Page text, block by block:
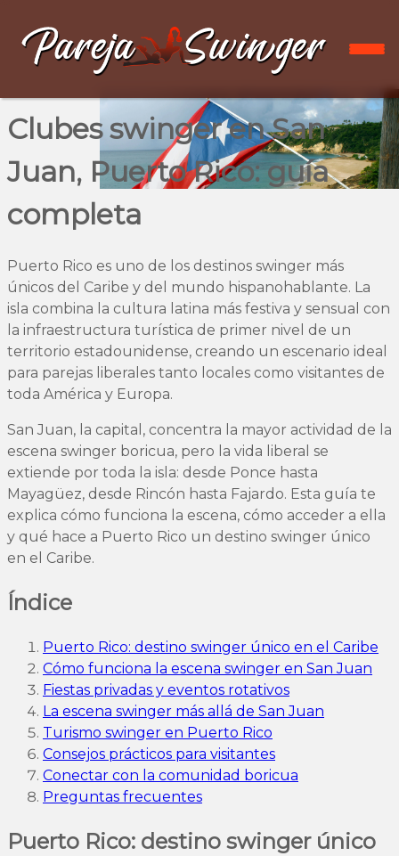
Clubes swinger en San
Juan, Puerto Rico: guía
completa
Puerto Rico es uno de los destinos swinger más
únicos del Caribe y del mundo hispanohablante. La
isla combina la cultura latina más festiva y sensual con
la infraestructura turística de primer nivel de un
territorio estadounidense, creando un escenario ideal
para parejas liberales tanto locales como visitantes de
toda América y Europa.
San Juan, la capital, concentra la mayor actividad de la
escena swinger boricua, pero la vida liberal se
extiende por toda la isla: desde Ponce hasta
Mayagüez, desde Rincón hasta Fajardo. Esta guía te
explica cómo funciona la escena, cómo acceder a ella
y qué hace a Puerto Rico un destino swinger único
en el Caribe.
Índice
Puerto Rico: destino swinger único en el Caribe
Cómo funciona la escena swinger en San Juan
Fiestas privadas y eventos rotativos
La escena swinger más allá de San Juan
Turismo swinger en Puerto Rico
Consejos prácticos para visitantes
Conectar con la comunidad boricua
Preguntas frecuentes
Puerto Rico: destino swinger único